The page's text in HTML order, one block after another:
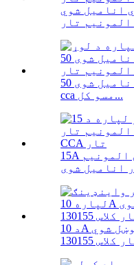
انامیل شوي
تار
جوړونکی د لوړ کیفیت انامیل شوی 50٪
cca مسو کل...
15A جوړونکی د مسو پوښل شوي المونیم
د 10A انامیل شوي مسو پوښل شوي